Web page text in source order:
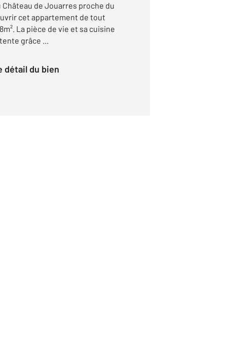
de Jouarres proche du
cet appartement de tout
La pièce de vie et sa cuisine
grâce ...
détail du bien